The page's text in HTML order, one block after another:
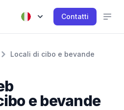
Contatti
Locali di cibo e bevande
e bevande